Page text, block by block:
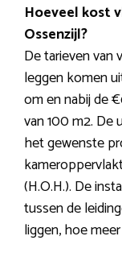
Hoeveel kost
Ossenzijl?
De tarieven van
leggen komen
om en nabij de
van 100 m2. De
het gewenste
(H.O.H.). De
tussen de
liggen, hoe